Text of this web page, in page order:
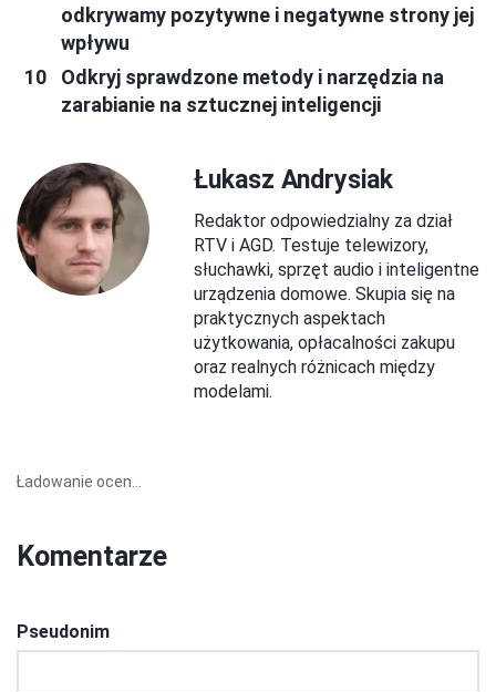
odkrywamy pozytywne i negatywne strony jej
wpływu
Odkryj sprawdzone metody i narzędzia na
zarabianie na sztucznej inteligencji
Łukasz Andrysiak
Redaktor odpowiedzialny za dział
RTV i AGD. Testuje telewizory,
słuchawki, sprzęt audio i inteligentne
urządzenia domowe. Skupia się na
praktycznych aspektach
użytkowania, opłacalności zakupu
oraz realnych różnicach między
modelami.
Ładowanie ocen...
Komentarze
Pseudonim